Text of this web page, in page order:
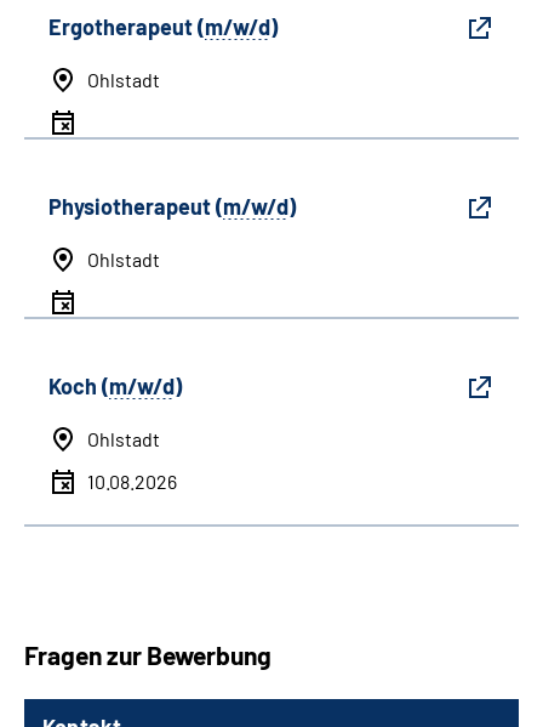
Ergotherapeut (m/w/d)
Ohlstadt
Physiotherapeut (m/w/d)
Ohlstadt
Koch (m/w/d)
Ohlstadt
10.08.2026
Fragen zur Bewerbung